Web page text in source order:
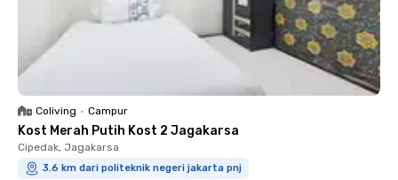
Coliving • Campur
Kost Merah Putih Kost 2 Jagakarsa
Cipedak, Jagakarsa
3.6 km dari politeknik negeri jakarta pnj